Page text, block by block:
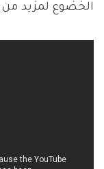
الخضوع لمزيد من